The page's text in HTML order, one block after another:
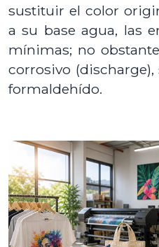
sustituir el color
a su base agua, las
mínimas; no
corrosivo
formaldehído.